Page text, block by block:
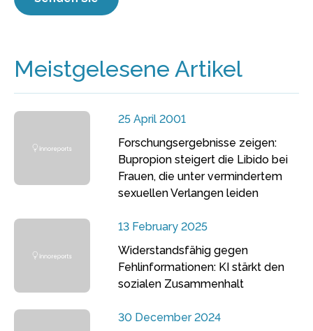
Meistgelesene Artikel
25 April 2001
Forschungsergebnisse zeigen:
Bupropion steigert die Libido bei
Frauen, die unter vermindertem
sexuellen Verlangen leiden
13 February 2025
Widerstandsfähig gegen
Fehlinformationen: KI stärkt den
sozialen Zusammenhalt
30 December 2024